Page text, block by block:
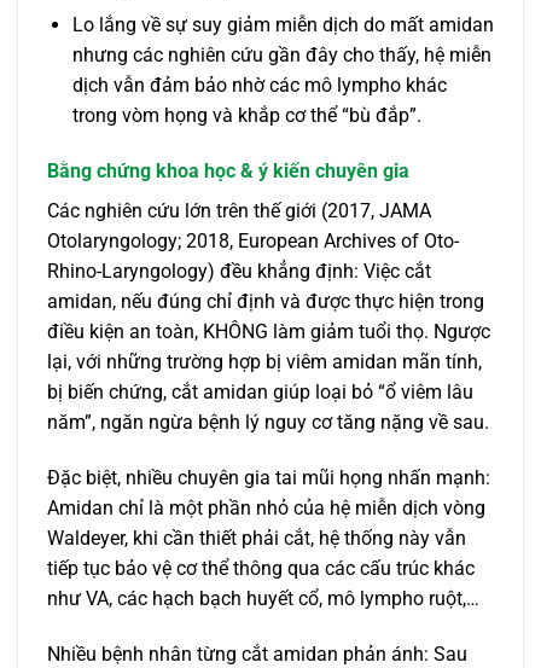
Lo lắng về sự suy giảm miễn dịch do mất amidan
nhưng các nghiên cứu gần đây cho thấy, hệ miễn
dịch vẫn đảm bảo nhờ các mô lympho khác
trong vòm họng và khắp cơ thể “bù đắp”.
Bằng chứng khoa học & ý kiến chuyên gia
Các nghiên cứu lớn trên thế giới (2017, JAMA
Otolaryngology; 2018, European Archives of Oto-
Rhino-Laryngology) đều khẳng định: Việc cắt
amidan, nếu đúng chỉ định và được thực hiện trong
điều kiện an toàn, KHÔNG làm giảm tuổi thọ. Ngược
lại, với những trường hợp bị viêm amidan mãn tính,
bị biến chứng, cắt amidan giúp loại bỏ “ổ viêm lâu
năm”, ngăn ngừa bệnh lý nguy cơ tăng nặng về sau.
Đặc biệt, nhiều chuyên gia tai mũi họng nhấn mạnh:
Amidan chỉ là một phần nhỏ của hệ miễn dịch vòng
Waldeyer, khi cần thiết phải cắt, hệ thống này vẫn
tiếp tục bảo vệ cơ thể thông qua các cấu trúc khác
như VA, các hạch bạch huyết cổ, mô lympho ruột,…
Nhiều bệnh nhân từng cắt amidan phản ánh: Sau